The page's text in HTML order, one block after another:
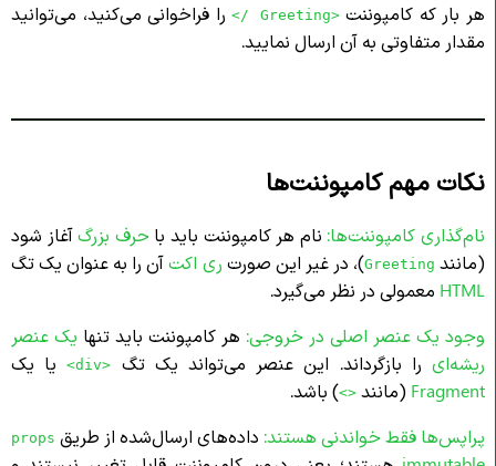
هر بار که کامپوننت<Greeting />
را فراخوانی می‌کنید، می‌توانید
مقدار متفاوتی به آن ارسال نمایید.
نکات مهم کامپوننت‌ها
نام‌گذاری کامپوننت‌ها: نام هر کامپوننت باید با حرف بزرگآغاز شود
(مانند Greeting)، در غیر این صورت ری اکتآن را به عنوان یک تگ
HTML معمولی در نظر می‌گیرد.
وجود یک عنصر اصلی در خروجی: هر کامپوننت باید تنها یک عنصر
ریشه‌ایرا بازگرداند. این عنصر می‌تواند یک تگ <div>
یا یک
Fragment (مانند <>) باشد.
پراپس‌ها فقط خواندنی هستند: داده‌های ارسال‌شده از طریق props